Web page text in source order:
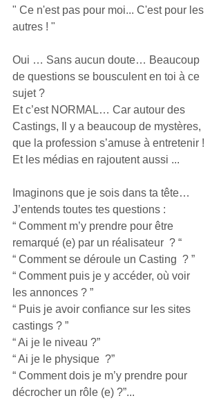
" Ce n'est pas pour moi... C'est pour les
autres ! "
Oui … Sans aucun doute… Beaucoup
de questions se bousculent en toi à ce
sujet ?
Et c’est NORMAL… Car autour des
Castings, Il y a beaucoup de mystères,
que la profession s’amuse à entretenir !
Et les médias en rajoutent aussi ...
Imaginons que je sois dans ta tête…
J’entends toutes tes questions :
“ Comment m’y prendre pour être
remarqué (e) par un réalisateur  ? “
“ Comment se déroule un Casting  ? ”
“ Comment puis je y accéder, où voir
les annonces ? ”
“ Puis je avoir confiance sur les sites
castings ? ”
“ Ai je le niveau ?”
“ Ai je le physique  ?”
“ Comment dois je m’y prendre pour
décrocher un rôle (e) ?”...